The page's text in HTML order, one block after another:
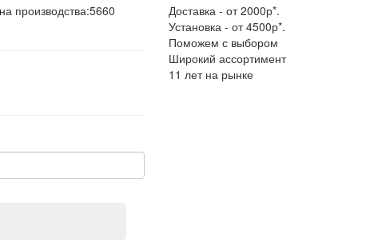
производства:5660
Доставка - от 2000р*.
Установка - от 4500р*.
Поможем с выбором
Широкий ассортимент
11 лет на рынке